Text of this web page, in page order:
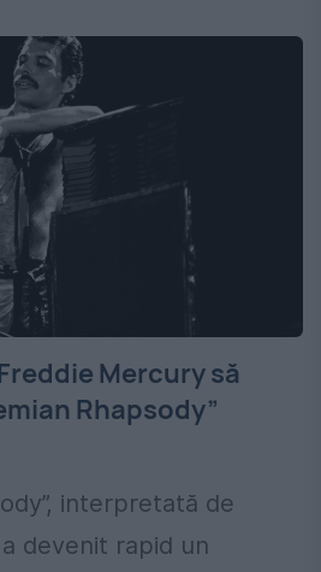
Mercury să
Rhapsody”
interpretată de
devenit rapid un